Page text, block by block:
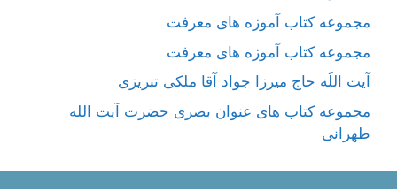
مجموعه کتاب آموزه های معرفت
مجموعه کتاب آموزه های معرفت
آیت اللَه حاج میرزا جواد آقا ملکی تبریزی
مجموعه کتاب های عنوان بصری حضرت آیت الله
طهرانی